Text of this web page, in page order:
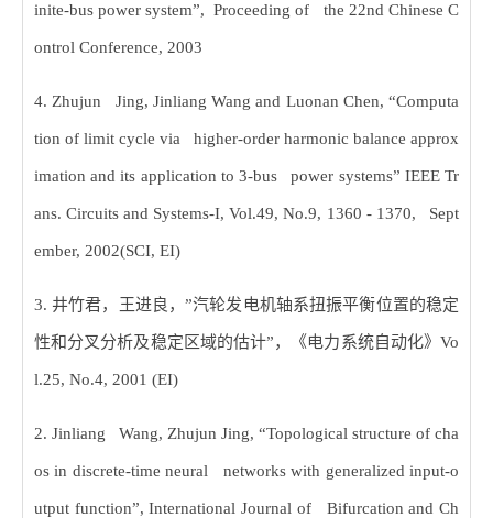
inite-bus power system”, Proceeding of the 22nd Chinese C
ontrol Conference, 2003
4. Zhujun Jing, Jinliang Wang and Luonan Chen, “Computa
tion of limit cycle via higher-order harmonic balance approx
imation and its application to 3-bus power systems” IEEE Tr
ans. Circuits and Systems-I, Vol.49, No.9, 1360 - 1370, Sept
ember, 2002(SCI, EI)
3. 井竹君，王进良，”汽轮发电机轴系扭振平衡位置的稳定
性和分叉分析及稳定区域的估计”，《电力系统自动化》Vo
l.25, No.4, 2001 (EI)
2. Jinliang Wang, Zhujun Jing, “Topological structure of cha
os in discrete-time neural networks with generalized input-o
utput function”, International Journal of Bifurcation and Ch